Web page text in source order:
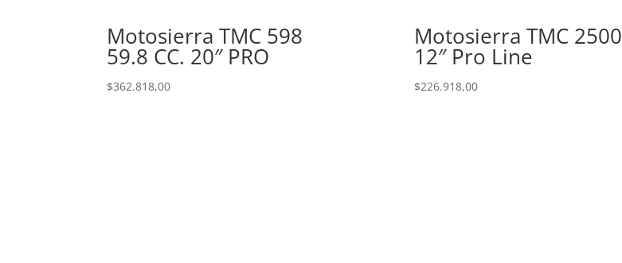
Motosierra TMC 598
59.8 CC. 20″ PRO
$362.818,00
Motosierra TMC 2500
12″ Pro Line
$226.918,00